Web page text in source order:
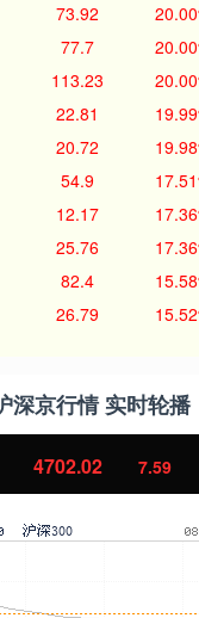
73.92
77.7
113.23
22.81
20.72
54.9
12.17
25.76
82.4
26.79
深京行情 实时轮播
北证50 1122.88